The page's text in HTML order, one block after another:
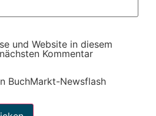
und Website in diesem
Kommentar
BuchMarkt-Newsflash